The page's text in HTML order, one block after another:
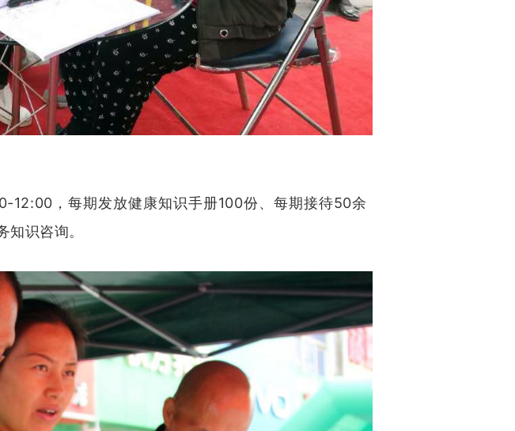
，每期发放健康知识手册100份、每期接待50余
识咨询。